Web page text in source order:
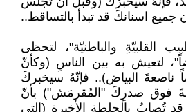
اسنانكَ قد تبدأ بالتساقط..
القلبيّةِ والباطنيّة"، لتحظى
لتعيش به بين الناسِ (وكأنّ
ناصعةَ البياض).. فإنّهُ سيخبركَ
فوق صدرِكَ "المُقرمَش") بأنّ
تُصابُ بالجلطةِ الأخيرةِ (التي